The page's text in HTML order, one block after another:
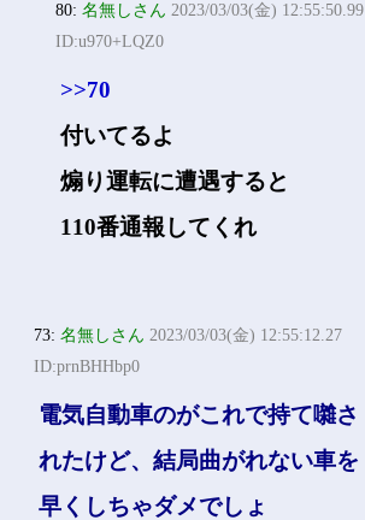
80:名無しさん 2023/03/03(金) 12:55:50.99
ID:u970+LQZ0
>>70
付いてるよ
煽り運転に遭遇すると
110番通報してくれ
73:名無しさん 2023/03/03(金) 12:55:12.27
ID:prnBHHbp0
電気自動車のがこれで持て囃さ
れたけど、結局曲がれない車を
早くしちゃダメでしょ